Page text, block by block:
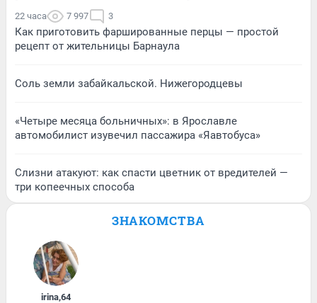
22 часа 7 997 3
Как приготовить фаршированные перцы — простой
рецепт от жительницы Барнаула
Соль земли забайкальской. Нижегородцевы
«Четыре месяца больничных»: в Ярославле
автомобилист изувечил пассажира «Яавтобуса»
Слизни атакуют: как спасти цветник от вредителей —
три копеечных способа
ЗНАКОМСТВА
irina,64